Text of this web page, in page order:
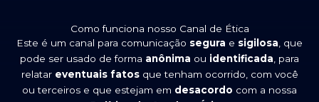
Como funciona nosso Canal de Ética
Este é um canal para comunicação segura e sigilosa , que
pode ser usado de forma anônima ou identificada , para
relatar eventuais fatosque tenham ocorrido, com você
ou terceiros e que estejam em desacordo com a nossa